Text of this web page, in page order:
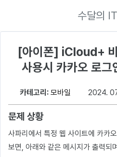
수달의
[아이폰] iCloud+
사용시 카카오 로그
카테고리: 모바일 2024.
문제 상황
사파리에서 특정 웹 사이트에 카카
보면, 아래와 같은 메시지가 출력되